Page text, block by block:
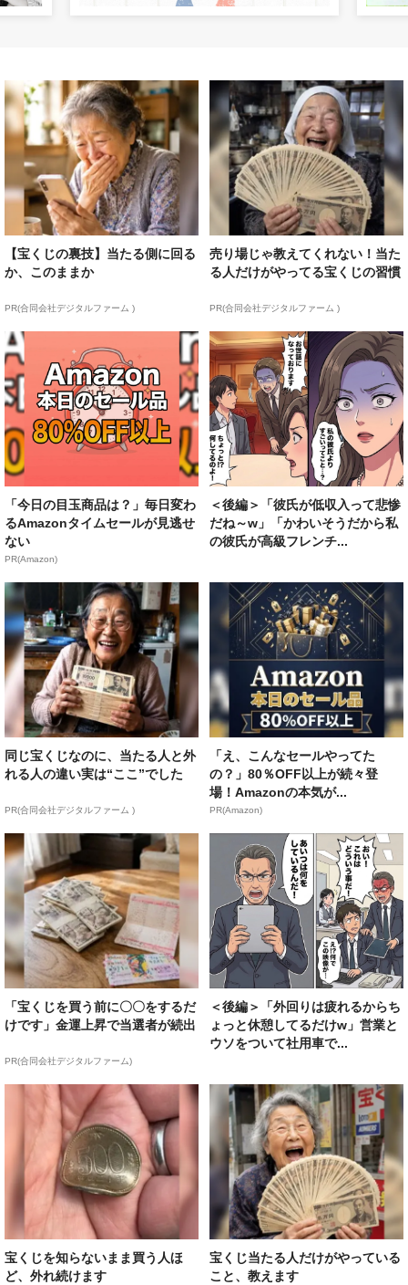
【宝くじの裏技】当たる側に回る
か、このままか
PR(合同会社デジタルファーム )
売り場じゃ教えてくれない！当た
る人だけがやってる宝くじの習慣
PR(合同会社デジタルファーム )
「今日の目玉商品は？」毎日変わ
るAmazonタイムセールが見逃せ
ない
PR(Amazon)
＜後編＞「彼氏が低収入って悲惨
だね～w」「かわいそうだから私
の彼氏が高級フレンチ...
同じ宝くじなのに、当たる人と外
れる人の違い実は“ここ”でした
PR(合同会社デジタルファーム )
「え、こんなセールやってた
の？」80％OFF以上が続々登
場！Amazonの本気が...
PR(Amazon)
「宝くじを買う前に〇〇をするだ
けです」金運上昇で当選者が続出
PR(合同会社デジタルファーム)
＜後編＞「外回りは疲れるからち
ょっと休憩してるだけw」営業と
ウソをついて社用車で...
宝くじを知らないまま買う人ほ
ど、外れ続けます
宝くじ当たる人だけがやっている
こと、教えます